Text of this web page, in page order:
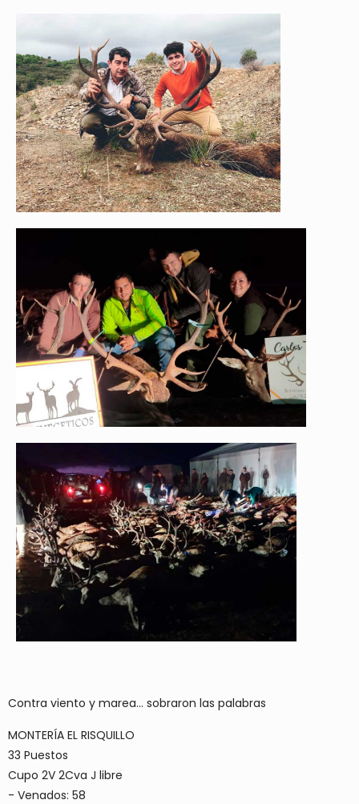
Contra viento y marea... sobraron las palabras
MONTERÍA EL RISQUILLO
33 Puestos
Cupo 2V 2Cva J libre
- Venados: 58